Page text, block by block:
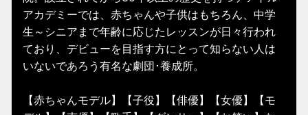
アカデミーでは、赤ちゃんや子供はもちろん、中学
生～シニアまで年齢に応じたレッスンが日々行われ
ており、デビューを目指す方にとって知らない人は
いないであろう有名な劇団･養成所。
【赤ちゃんモデル】【子役】【俳優】【女優】【モ